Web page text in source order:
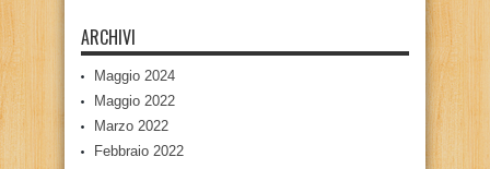
ARCHIVI
Maggio 2024
Maggio 2022
Marzo 2022
Febbraio 2022